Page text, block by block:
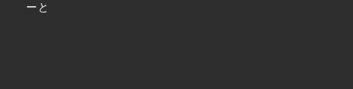
ーと